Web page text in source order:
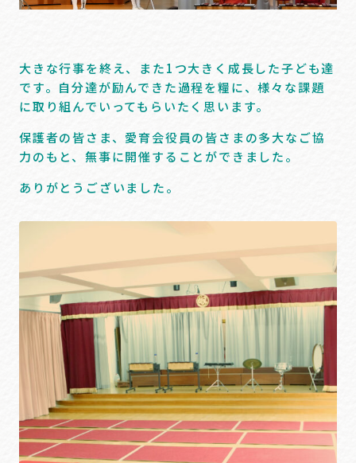
大きな行事を終え、また1つ大きく成長した子ども達
です。自分達が励んできた過程を糧に、様々な課題
に取り組んでいってもらいたく思います。
保護者の皆さま、愛育会役員の皆さまの多大なご協
力のもと、無事に開催することができました。
ありがとうございました。